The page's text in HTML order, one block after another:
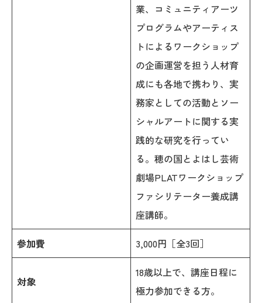
業、コミュニティアーツ
プログラムやアーティス
トによるワークショップ
の企画運営を担う人材育
成にも各地で携わり、実
務家としての活動とソー
シャルアートに関する実
践的な研究を行ってい
る。穂の国とよはし芸術
劇場PLATワークショップ
ファシリテーター養成講
座講師。
参加費 3,000円［全3回］
対象
18歳以上で、講座日程に
極力参加できる方。